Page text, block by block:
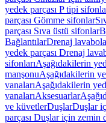
yedek parçası P tipi
parçası Gömme sifonlar
parçası Sıva üstü sifonlar
BağlantılarDrenaj
yedek parçası Drenaj
sifonlarıAşağıdakilerin
manşonuAşağıdakilerin
vanalarıAşağıdakilerin
vanalarıAksesuarlar
ve küvetlerDuşlarDuşlar
parçası Duşlar için zemin